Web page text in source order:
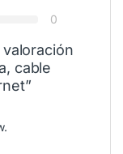
0
cable